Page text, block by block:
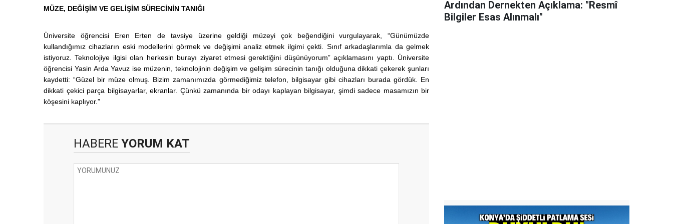
MÜZE, DEĞİŞİM VE GELİŞİM SÜRECİNİN TANIĞI
Üniversite öğrencisi Eren Erten de tavsiye üzerine geldiği müzeyi çok beğendiğini vurgulayarak, “Günümüzde
kullandığımız cihazların eski modellerini görmek ve değişimi analiz etmek ilgimi çekti. Sınıf arkadaşlarımla da gelmek
istiyoruz. Teknolojiye ilgisi olan herkesin burayı ziyaret etmesi gerektiğini düşünüyorum” açıklamasını yaptı.
Üniversite
öğrencisi Yasin Arda Yavuz ise müzenin, teknolojinin değişim ve gelişim sürecinin tanığı olduğuna dikkati çekerek şunları
kaydetti: “Güzel bir müze olmuş. Bizim zamanımızda görmediğimiz telefon, bilgisayar gibi cihazları burada gördük. En
dikkati çekici parça bilgisayarlar, ekranlar. Çünkü zamanında bir odayı kaplayan bilgisayar, şimdi sadece masamızın bir
köşesini kaplıyor.”
HABERE YORUM KAT
Ardından Dernekten Açıklama: "Resmî
Bilgiler Esas Alınmalı"